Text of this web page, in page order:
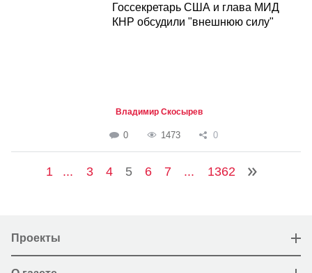
Госсекретарь США и глава МИД
КНР обсудили "внешнюю силу"
Владимир Скосырев
0 1473 0
1 ... 3 4 5 6 7 ... 1362
Проекты